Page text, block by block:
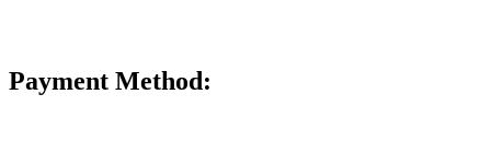
Payment Method: